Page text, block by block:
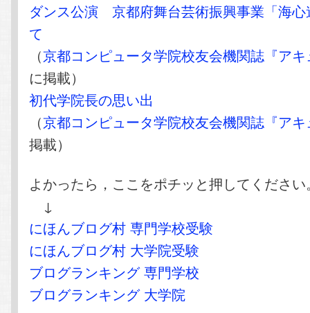
ダンス公演 京都府舞台芸術振興事業「海心
て
（京都コンピュータ学院校友会機関誌『ア
に掲載）
初代学院長の思い出
（京都コンピュータ学院校友会機関誌『ア
掲載）
よかったら，ここをポチッと押してください
↓
にほんブログ村 専門学校受験
にほんブログ村 大学院受験
ブログランキング 専門学校
ブログランキング 大学院